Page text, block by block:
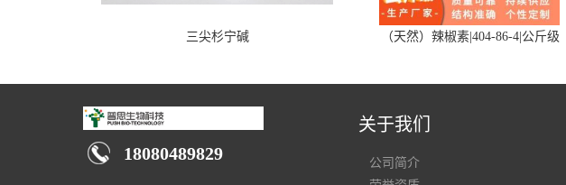
三尖杉宁碱 （天然）辣椒素|404-86-4|公斤级
18080489829
关于我们
公司简介